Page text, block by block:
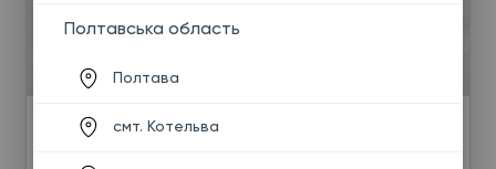
Вовк Кіра Віталіївна
кардіолог першої кваліфікаційної категорії,
Полтавська область
Полтава
смт. Котельва